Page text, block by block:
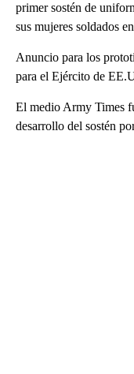
primer sostén de
sus mujeres soldados
Anuncio para los
para el Ejército de
El medio Army Times
desarrollo del sostén